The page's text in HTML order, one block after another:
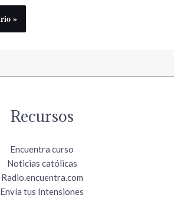
Recursos
Encuentra curso
Noticias católicas
Radio.encuentra.com
Envía tus Intensiones